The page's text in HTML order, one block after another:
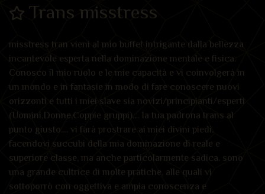
Trans misstress
misstress tran vieni al mio buffet intrigante dalla bellezza
incantevole esperta nella dominazione mentale e fisica.
Conosco il mio ruolo e le mie capacità e vi coinvolgerà in
un mondo e in fantasie in modo di fare conoscere nuovi
orizzonti e tutti i miei slave sia novizi/principianti/esperti
(Uomini,Donne,Coppie gruppi).... la tua padrona trans al
punto giusto.... vi farà prostrare ai miei divini piedi,
facendovi succubi della mia dominazione di reale e
superiore classe, ma anche particolarmente sadica. sono
una grande cultrice di molte pratiche, alle quali vi
sottoporrò con oggettiva e ampia conoscenza e